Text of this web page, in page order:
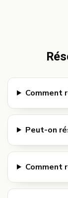
Comment
Peut-on
Comment